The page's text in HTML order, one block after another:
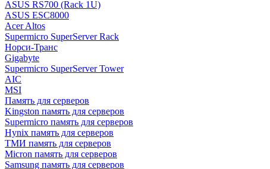
ASUS RS700 (Rack 1U)
ASUS ESC8000
Acer Altos
Supermicro SuperServer Rack
Норси-Транс
Gigabyte
Supermicro SuperServer Tower
AIC
MSI
Память для серверов
Kingston память для серверов
Supermicro память для серверов
Hynix память для серверов
ТМИ память для серверов
Micron память для серверов
Samsung память для серверов